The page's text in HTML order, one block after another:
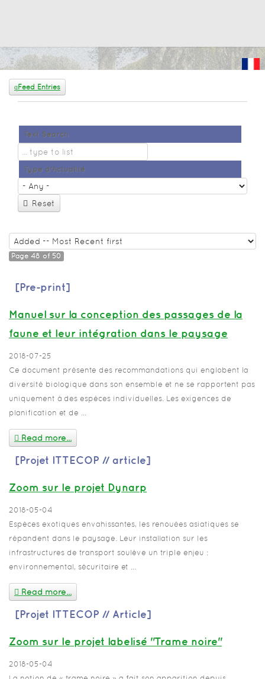
Feed Entries
Text Search
Type d'Actualité
Reset
Page 48 of 50
[Pre-print]
Manuel sur la conception des passages de la
faune et leur intégration dans le paysage
2018-07-25
Ce document présente des recommandations qui englobent la
diversité biologique dans son ensemble et ne se rapportent pas
uniquement à des espèces individuelles. Les exigences de
planification et de ...
Read more...
[Projet ITTECOP // article]
Zoom sur le projet Dynarp
2018-05-04
Espèces exotiques envahissantes, les renouées asiatiques se
répandent dans le paysage. Leur installation sur les
infrastructures de transport soulève un triple enjeu :
environnemental, sécuritaire et ...
Read more...
[Projet ITTECOP // Article]
Zoom sur le projet labelisé "Trame noire"
2018-05-04